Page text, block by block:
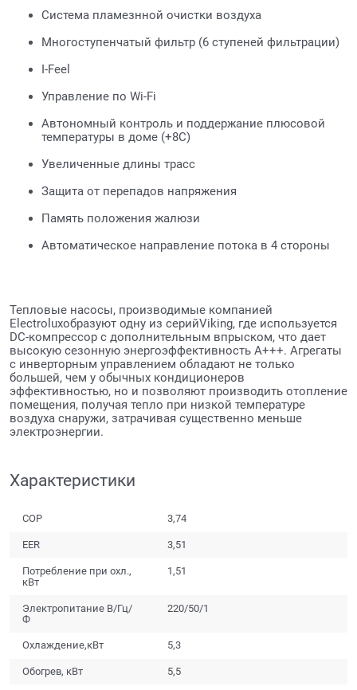
Система пламезнной очистки воздуха
Многоступенчатый фильтр (6 ступеней фильтрации)
I-Feel
Управление по Wi-Fi
Автономный контроль и поддержание плюсовой
температуры в доме (+8С)
Увеличенные длины трасс
Защита от перепадов напряжения
Память положения жалюзи
Автоматическое направление потока в 4 стороны
Тепловые насосы, производимые компанией
Electroluxобразуют одну из серийViking, где используется
DC-компрессор c дополнительным впрыском, что дает
высокую сезонную энергоэффективность A+++. Агрегаты
с инверторным управлением обладают не только
большей, чем у обычных кондиционеров
эффективностью, но и позволяют производить отопление
помещения, получая тепло при низкой температуре
воздуха снаружи, затрачивая существенно меньше
электроэнергии.
Характеристики
COP 3,74
EER 3,51
Потребление при охл.,
кВт
1,51
Электропитание В/Гц/
Ф
220/50/1
Охлаждение,кВт 5,3
Обогрев, кВт 5,5